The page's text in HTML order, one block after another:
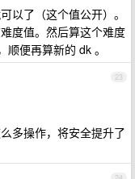
以了（这个值公开）。
度值。然后算这个难度
便再算新的 dk 。
23
多操作，将安全提升了